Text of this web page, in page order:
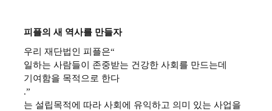
피플의 새 역사를 만들자
우리 재단법인 피플은“
일하는 사람들이 존중받는 건강한 사회를 만드는데
기여함을 목적으로 한다
.”
는 설립목적에 따라 사회에 유익하고 의미 있는 사업을